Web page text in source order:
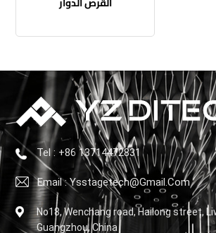
Tel : +86 13714472831
Email : Ysstagetech@gmail.com
No18, Wenchang road, Hailong street,
Guangzhou, China